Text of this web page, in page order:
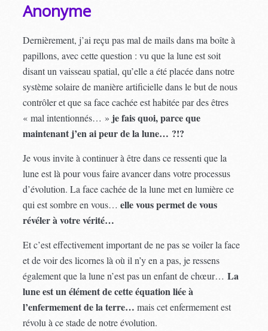
Anonyme
Dernièrement, j’ai reçu pas mal de mails dans ma boîte à
papillons, avec cette question : vu que la lune est soit
disant un vaisseau spatial, qu’elle a été placée dans notre
système solaire de manière artificielle dans le but de nous
contrôler et que sa face cachée est habitée par des êtres
« mal intentionnés… » je fais quoi, parce que
maintenant j’en ai peur de la lune… ?!?
Je vous invite à continuer à être dans ce ressenti que la
lune est là pour vous faire avancer dans votre processus
d’évolution. La face cachée de la lune met en lumière ce
qui est sombre en vous… elle vous permet de vous
révéler à votre vérité…
Et c’est effectivement important de ne pas se voiler la face
et de voir des licornes là où il n’y en a pas, je ressens
également que la lune n’est pas un enfant de chœur…La
lune est un élément de cette équation liée à
l’enfermement de la terre… mais cet enfermement est
révolu à ce stade de notre évolution.